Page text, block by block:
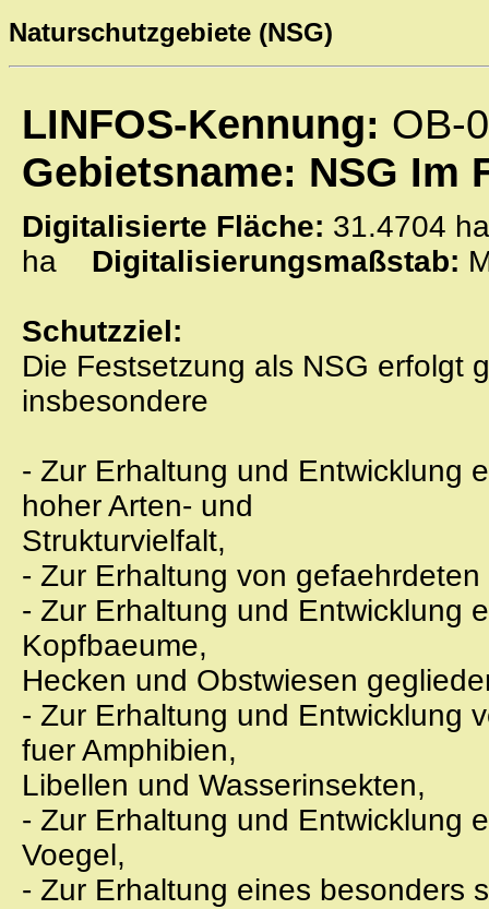
Naturschutzgebiete (NSG)
LINFOS-Kennung: OB-
Gebietsname: NSG Im
Digitalisierte Fläche: 31.4704
ha Digitalisierungsmaßstab:
Schutzziel:
Die Festsetzung als NSG erfolgt
insbesondere
- Zur Erhaltung und Entwicklung
hoher Arten- und
Strukturvielfalt,
- Zur Erhaltung von
- Zur Erhaltung und Entwicklung
Kopfbaeume,
Hecken und Obstwiesen
- Zur Erhaltung und Entwicklung
fuer Amphibien,
Libellen und Wasserinsekten,
- Zur Erhaltung und Entwicklung
Voegel,
- Zur Erhaltung eines besonders